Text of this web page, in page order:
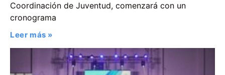
Coordinación de Juventud, comenzará con un
cronograma
Leer más »